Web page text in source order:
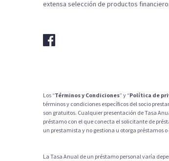
extensa selección de productos
Los “Términos y Condiciones” y “Política de
términos y condiciones específicos del socio
son gratuitos. Cualquier presentación de Tasa
préstamo con el que conecta el solicitante de
un prestamista y no gestiona u otorga préstamos
La Tasa Anual de un préstamo personal varía